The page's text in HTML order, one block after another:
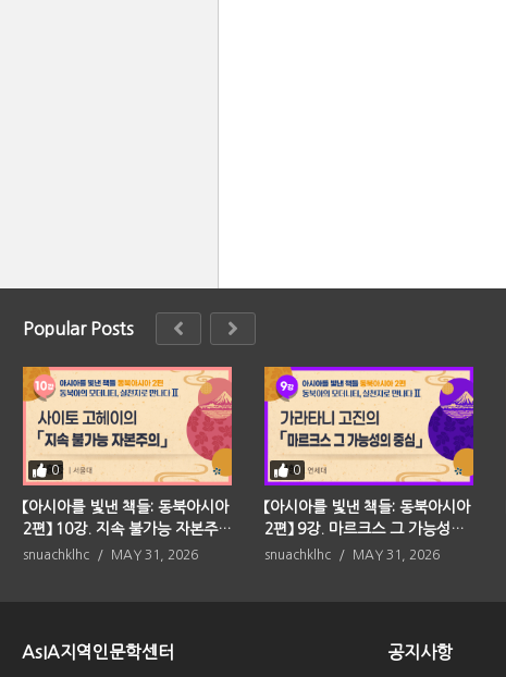
Popular Posts
0
【아시아를 빛낸 책들: 동북아시아
2편】 10강. 지속 불가능 자본주의
(사이토 고헤이)
snuachklhc MAY 31, 2026
0
【아시아를 빛낸 책들: 동북아시아
2편】 9강. 마르크스 그 가능성의
중심(가라타니 고진)
snuachklhc MAY 31, 2026
AsIA지역인문학센터 공지사항